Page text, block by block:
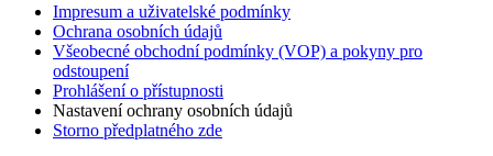
Impresum a uživatelské podmínky
Ochrana osobních údajů
Všeobecné obchodní podmínky (VOP) a pokyny pro
odstoupení
Prohlášení o přístupnosti
Nastavení ochrany osobních údajů
Storno předplatného zde